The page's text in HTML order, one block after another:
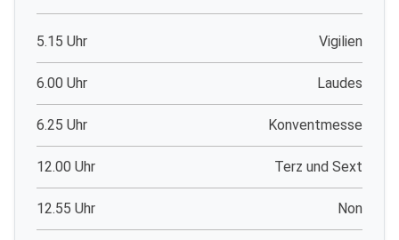
5.15 Uhr Vigilien
6.00 Uhr Laudes
6.25 Uhr Konventmesse
12.00 Uhr Terz und Sext
12.55 Uhr Non